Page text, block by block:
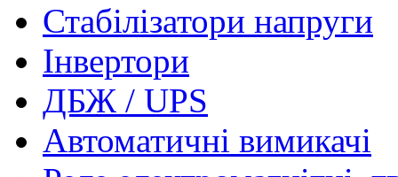
Стабілізатори напруги
Інвертори
ДБЖ / UPS
Автоматичні вимикачі